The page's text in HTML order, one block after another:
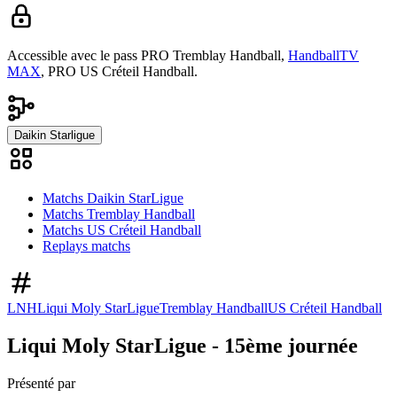
Accessible avec le pass PRO Tremblay Handball, HandballTV
MAX, PRO US Créteil Handball.
Daikin Starligue
Matchs Daikin StarLigue
Matchs Tremblay Handball
Matchs US Créteil Handball
Replays matchs
LNHLiqui Moly StarLigueTremblay HandballUS Créteil Handball
Liqui Moly StarLigue - 15ème journée
Présenté par